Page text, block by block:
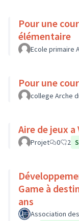
Pour une
élémentaire
Ecole primaire
Pour une
college Arche
Aire de jeux a
Projet 0 2
Game à
ans
Association